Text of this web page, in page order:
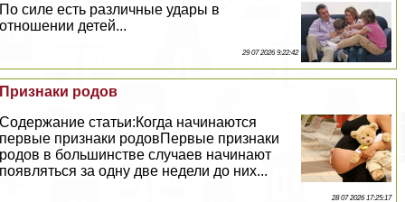
По силе есть различные удары в
отношении детей...
29 07 2026 9:22:42
Признаки родов
Содержание статьи:Когда начинаются
первые признаки родовПервые признаки
родов в большинстве случаев начинают
появляться за одну две недели до них...
28 07 2026 17:25:17